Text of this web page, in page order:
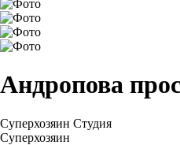
Андропова
Суперхозяин Студия
Суперхозяин